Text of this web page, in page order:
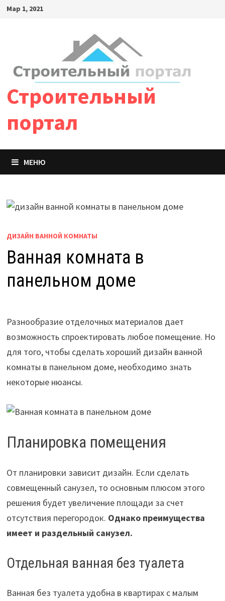
Мар 1, 2021
Строительный
портал
МЕНЮ
ДИЗАЙН ВАННОЙ КОМНАТЫ
Ванная комната в
панельном доме
Разнообразие отделочных материалов дает
возможность спроектировать любое помещение. Но
для того, чтобы сделать хороший дизайн ванной
комнаты в панельном доме, необходимо знать
некоторые нюансы.
Планировка помещения
От планировки зависит дизайн. Если сделать
совмещенный санузел, то основным плюсом этого
решения будет увеличение площади за счет
отсутствия перегородок. Однако преимущества
имеет и раздельный санузел.
Отдельная ванная без туалета
Ванная без туалета удобна в квартирах с малым